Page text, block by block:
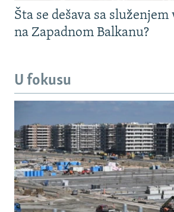
Šta se dešava sa
na Zapadnom Balkanu?
U fokusu